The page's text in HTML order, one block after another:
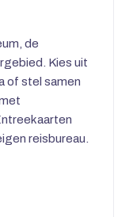
de
Kies uit
of stel samen
reisbureau.